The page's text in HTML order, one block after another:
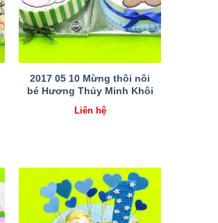
2017 05 10 Mừng thôi nôi
bé Hương Thủy Minh Khôi
Liên hệ